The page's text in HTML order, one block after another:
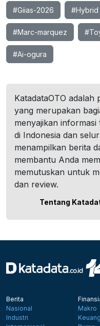
#Giias-2026 #Hybrid
#Marc-marquez
#Ai-ogura
KatadataOTO
yang merupakan
menyajikan
di Indonesia dan
menampilkan berita
membantu Anda
memutuskan untuk
dan review.
Tentang
Berita
Nasional
Industri
Makro